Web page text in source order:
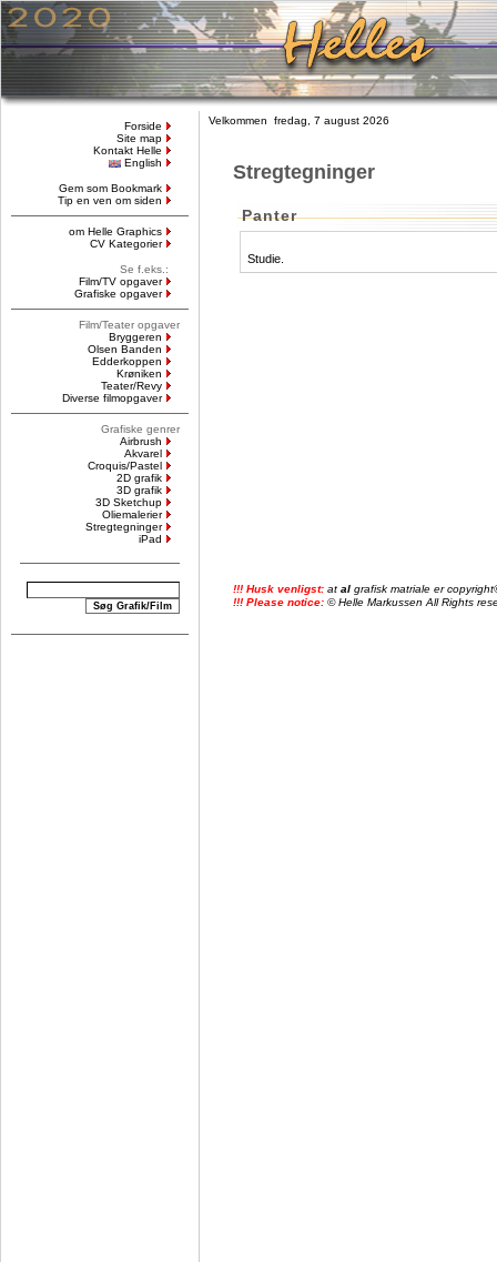
Forside
Site map
Kontakt Helle
English
Gem som Bookmark
Tip en ven om siden
om Helle Graphics
CV Kategorier
Se f.eks.:
Film/TV opgaver
Grafiske opgaver
Film/Teater opgaver
Bryggeren
Olsen Banden
Edderkoppen
Krøniken
Teater/Revy
Diverse filmopgaver
Grafiske genrer
Airbrush
Akvarel
Croquis/Pastel
2D grafik
3D grafik
3D Sketchup
Oliemalerier
Stregtegninger
iPad
Velkommen fredag, 7 august 2026
Stregtegninger
Panter
Studie.
!!! Husk venligst: at al grafisk matriale er
!!! Please notice: © Helle Markussen All Rights